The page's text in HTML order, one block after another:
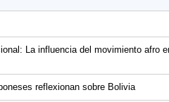
La influencia del movimiento afro
reflexionan sobre Bolivia